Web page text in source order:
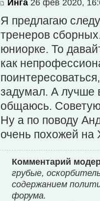
Инга 26 фев 2020,
Я предлагаю
тренеров
юниорке. То
как
задумал. А лучше
общаюсь.
Ну а по поводу
очень похожей на
Комментарий
гpубые,
содержанием
форума.